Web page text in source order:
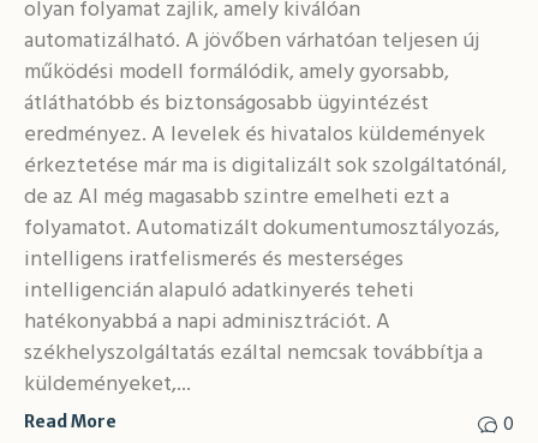
olyan folyamat zajlik, amely kiválóan
automatizálható. A jövőben várhatóan teljesen új
működési modell formálódik, amely gyorsabb,
átláthatóbb és biztonságosabb ügyintézést
eredményez. A levelek és hivatalos küldemények
érkeztetése már ma is digitalizált sok szolgáltatónál,
de az AI még magasabb szintre emelheti ezt a
folyamatot. Automatizált dokumentumosztályozás,
intelligens iratfelismerés és mesterséges
intelligencián alapuló adatkinyerés teheti
hatékonyabbá a napi adminisztrációt. A
székhelyszolgáltatás ezáltal nemcsak továbbítja a
küldeményeket,...
0
Read More